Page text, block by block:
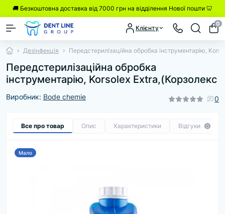
🚚 Безкоштовна доставка від 7000 грн на відділення Нової пошти 🦷
Клієнту
0
Дезінфекція Передстерилізаційна обробка інструментарію,
Передстерилізаційна обробка
інструментарію, Korsolex Extra,(Корзолекс
Виробник: Bode chemie 0
Все про товар Опис Характеристики Відгуки 0
Мало